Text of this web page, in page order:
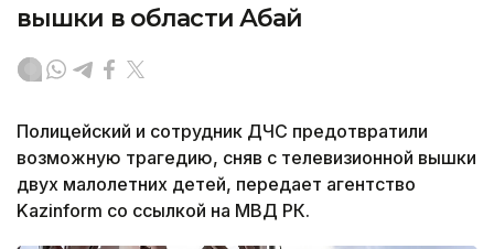
вышки в области Абай
Полицейский и сотрудник ДЧС предотвратили
возможную трагедию, сняв с телевизионной вышки
двух малолетних детей, передает агентство
Kazinform со ссылкой на МВД РК.